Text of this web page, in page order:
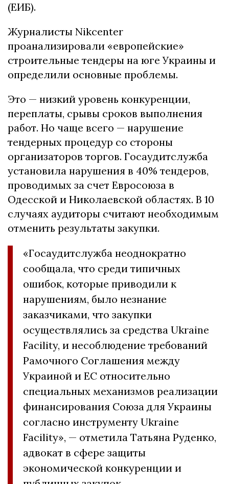
(ЕИБ).
Журналисты Nikcenter
проанализировали «европейские»
строительные тендеры на юге Украины и
определили основные проблемы.
Это — низкий уровень конкуренции,
переплаты, срывы сроков выполнения
работ. Но чаще всего — нарушение
тендерных процедур со стороны
организаторов торгов. Госаудитслужба
установила нарушения в 40% тендеров,
проводимых за счет Евросоюза в
Одесской и Николаевской областях. В 10
случаях аудиторы считают необходимым
отменить результаты закупки.
«Госаудитслужба неоднократно
сообщала, что среди типичных
ошибок, которые приводили к
нарушениям, было незнание
заказчиками, что закупки
осуществлялись за средства Ukraine
Facility, и несоблюдение требований
Рамочного Соглашения между
Украиной и ЕС относительно
специальных механизмов реализации
финансирования Союза для Украины
согласно инструменту Ukraine
Facility», — отметила Татьяна Руденко,
адвокат в сфере защиты
экономической конкуренции и